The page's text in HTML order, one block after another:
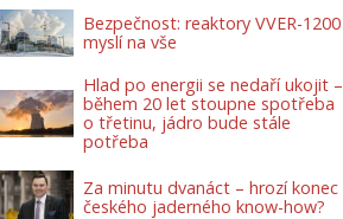
Bezpečnost: reaktory VVER-1200
myslí na vše
Hlad po energii se nedaří ukojit –
během 20 let stoupne spotřeba
o třetinu, jádro bude stále
potřeba
Za minutu dvanáct – hrozí konec
českého jaderného know-how?